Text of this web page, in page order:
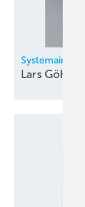
Systemair
Lars Göhl